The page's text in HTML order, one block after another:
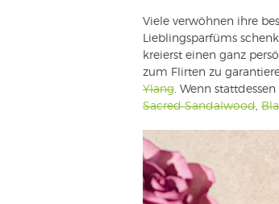
Viele verwöhnen ihre
Lieblingsparfüms
kreierst einen ganz
zum Flirten zu
Ylang . Wenn
Sacred Sandalwood